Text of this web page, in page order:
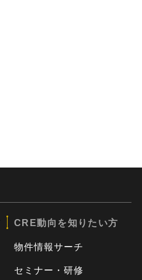
CRE動向を知りたい方
物件情報サーチ
セミナー・研修